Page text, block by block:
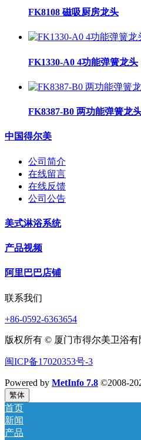
FK8108 磁吸厨房龙头
FK1330-A0 4功能弹簧龙头
FK8387-B0 两功能弹簧龙
中国得尔美
公司简介
在线留言
在线反馈
公司公告
美式淋浴系统
产品视频
阿里巴巴店铺
联系我们
+86-0592-6363654
版权所有 © 厦门市得尔美卫浴有
闽ICP备17020353号-3
Powered by MetInfo 7.8 ©2008-
繁体
首页
新闻
产品